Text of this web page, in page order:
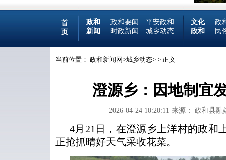
首
页
政和 政和要闻
平安政和
新闻
时政新闻 城乡动态
文化
政
政和
民
当前位置： 政和新闻网>城乡动态> > 正文
澄源乡：因地制宜
2026-04-24 10:20:11 来源： 政和县融
4月21日，在澄源乡上洋村的政和
正抢抓晴好天气采收花菜。